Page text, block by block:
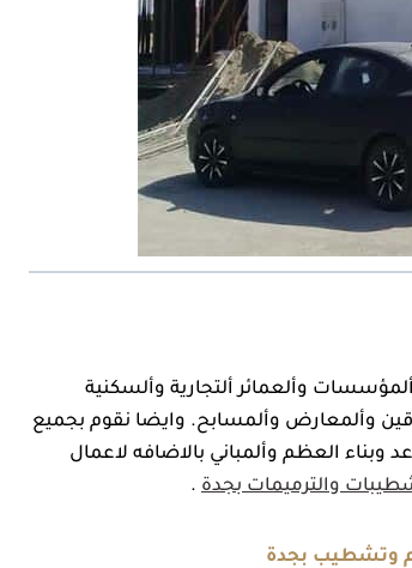
وألعمائر ألتجارية وألسكنية
وألمعارض وألمسابح.‏ وايضا نقوم بجميع
وبناء العظم وألمباني بالاضافه لاعمال
والترميمات بجدة .
وتشطيب بجدة